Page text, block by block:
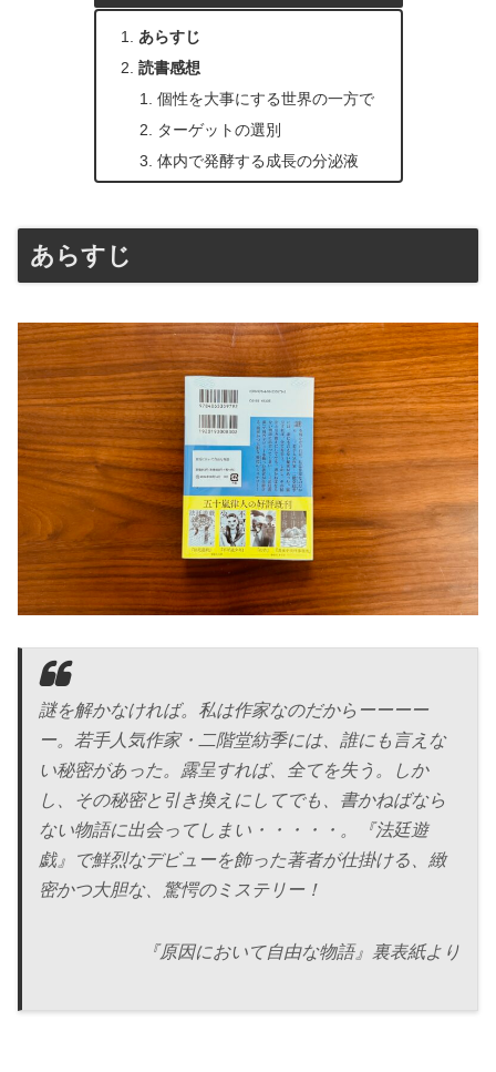
あらすじ
読書感想
個性を大事にする世界の一方で
ターゲットの選別
体内で発酵する成長の分泌液
あらすじ
謎を解かなければ。私は作家なのだからーーーー
ー。若手人気作家・二階堂紡季には、誰にも言えな
い秘密があった。露呈すれば、全てを失う。しか
し、その秘密と引き換えにしてでも、書かねばなら
ない物語に出会ってしまい・・・・・。『法廷遊
戯』で鮮烈なデビューを飾った著者が仕掛ける、緻
密かつ大胆な、驚愕のミステリー！
『原因において自由な物語』裏表紙より